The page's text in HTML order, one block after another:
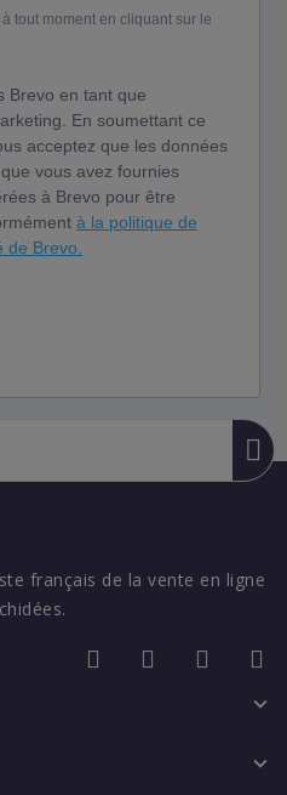
tout moment en cliquant sur le
Brevo en tant que
En soumettant ce
acceptez que les données
vous avez fournies
à Brevo pour être
à la politique de
de Brevo.
français de la vente en ligne